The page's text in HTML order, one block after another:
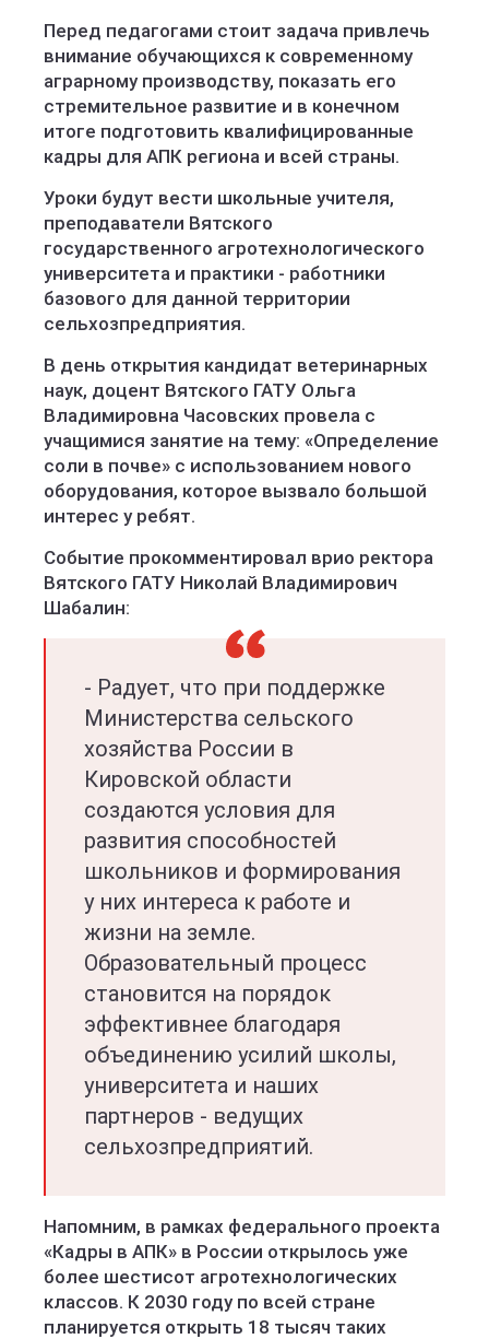
Перед педагогами стоит задача привлечь
внимание обучающихся к современному
аграрному производству, показать его
стремительное развитие и в конечном
итоге подготовить квалифицированные
кадры для АПК региона и всей страны.
Уроки будут вести школьные учителя,
преподаватели Вятского
государственного агротехнологического
университета и практики - работники
базового для данной территории
сельхозпредприятия.
В день открытия кандидат ветеринарных
наук, доцент Вятского ГАТУ Ольга
Владимировна Часовских провела с
учащимися занятие на тему: «Определение
соли в почве» с использованием нового
оборудования, которое вызвало большой
интерес у ребят.
Событие прокомментировал врио ректора
Вятского ГАТУ Николай Владимирович
Шабалин:
- Радует, что при поддержке
Министерства сельского
хозяйства России в
Кировской области
создаются условия для
развития способностей
школьников и формирования
у них интереса к работе и
жизни на земле.
Образовательный процесс
становится на порядок
эффективнее благодаря
объединению усилий школы,
университета и наших
партнеров - ведущих
сельхозпредприятий.
Напомним, в рамках федерального проекта
«Кадры в АПК» в России открылось уже
более шестисот агротехнологических
классов. К 2030 году по всей стране
планируется открыть 18 тысяч таких